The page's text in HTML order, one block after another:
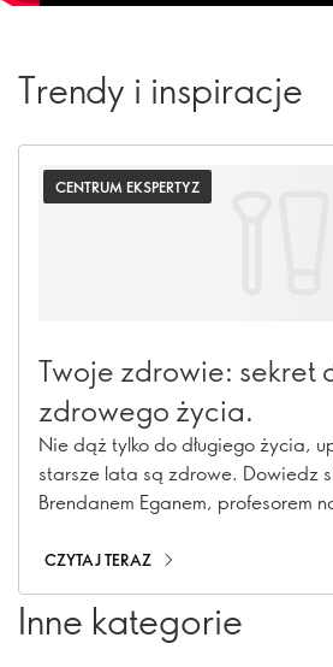
Trendy i inspiracje
CENTRUM EKSPERTYZ
Twoje zdrowie: sekret
zdrowego życia.
Nie dąż tylko do długiego życia,
starsze lata są zdrowe. Dowiedz
Brendanem Eganem, profesorem
CZYTAJ TERAZ
Inne kategorie